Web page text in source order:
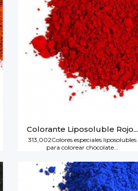
Colorante Liposoluble Rojo...
313,002Colores especiales liposolubles
para colorear chocolate...